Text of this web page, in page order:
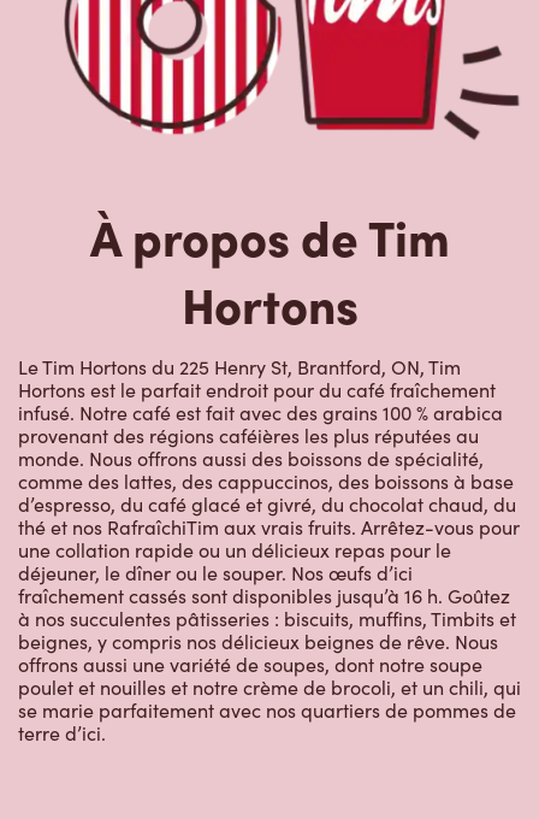
À propos de Tim
Hortons
Le Tim Hortons du 225 Henry St, Brantford, ON, Tim
Hortons est le parfait endroit pour du café fraîchement
infusé. Notre café est fait avec des grains 100 % arabica
provenant des régions caféières les plus réputées au
monde. Nous offrons aussi des boissons de spécialité,
comme des lattes, des cappuccinos, des boissons à base
d’espresso, du café glacé et givré, du chocolat chaud, du
thé et nos RafraîchiTim aux vrais fruits. Arrêtez-vous pour
une collation rapide ou un délicieux repas pour le
déjeuner, le dîner ou le souper. Nos œufs d’ici
fraîchement cassés sont disponibles jusqu’à 16 h. Goûtez
à nos succulentes pâtisseries : biscuits, muffins, Timbits et
beignes, y compris nos délicieux beignes de rêve. Nous
offrons aussi une variété de soupes, dont notre soupe
poulet et nouilles et notre crème de brocoli, et un chili, qui
se marie parfaitement avec nos quartiers de pommes de
terre d’ici.